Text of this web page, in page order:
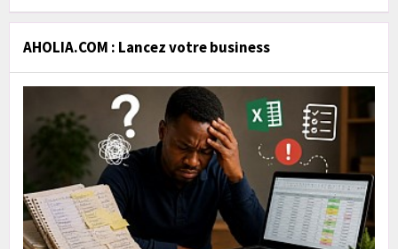
AHOLIA.COM : Lancez votre business